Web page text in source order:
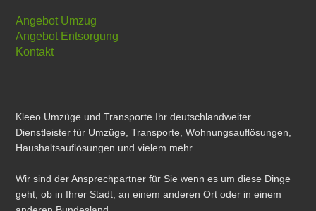
Angebot Umzug
Angebot Entsorgung
Kontakt
Kleeo Umzüge und Transporte Ihr deutschlandweiter
Dienstleister für Umzüge, Transporte, Wohnungsauflösungen,
Haushaltsauflösungen und vielem mehr.
Wir sind der Ansprechpartner für Sie wenn es um diese Dinge
geht, ob in Ihrer Stadt, an einem anderen Ort oder in einem